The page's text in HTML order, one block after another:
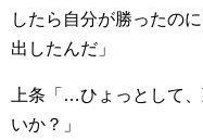
したら自分が勝ったの
出したんだ」
上条「…ひょっとして
いか？」